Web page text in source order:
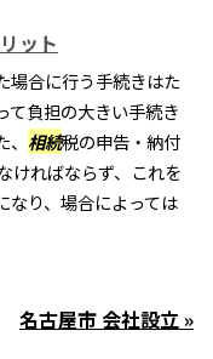
ット
場合に行う手続きはた
て負担の大きい手続き
相続税の申告・納付
ければならず、これを
なり、場合によっては
名古屋市 会社設立 »